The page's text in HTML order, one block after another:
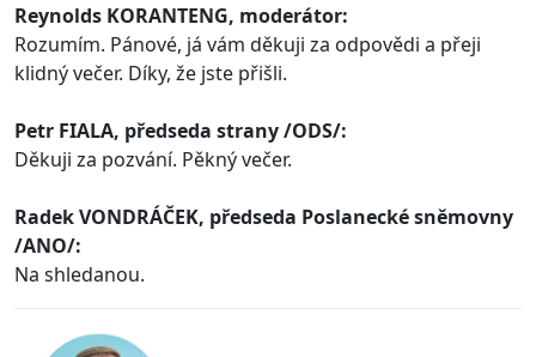
Reynolds KORANTENG, moderátor:
Rozumím. Pánové, já vám děkuji za odpovědi a přeji
klidný večer. Díky, že jste přišli.
Petr FIALA, předseda strany /ODS/:
Děkuji za pozvání. Pěkný večer.
Radek VONDRÁČEK, předseda Poslanecké sněmovny
/ANO/:
Na shledanou.